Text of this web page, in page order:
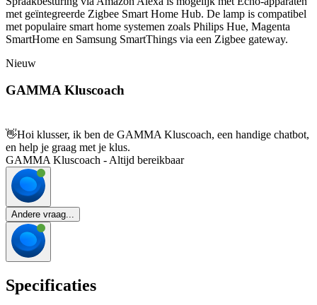
met geïntegreerde Zigbee Smart Home Hub. De lamp is compatibel
met populaire smart home systemen zoals Philips Hue, Magenta
SmartHome en Samsung SmartThings via een Zigbee gateway.
Nieuw
GAMMA Kluscoach
👋Hoi klusser, ik ben de GAMMA Kluscoach, een handige chatbot,
en help je graag met je klus.
GAMMA Kluscoach - Altijd bereikbaar
Andere vraag...
Specificaties